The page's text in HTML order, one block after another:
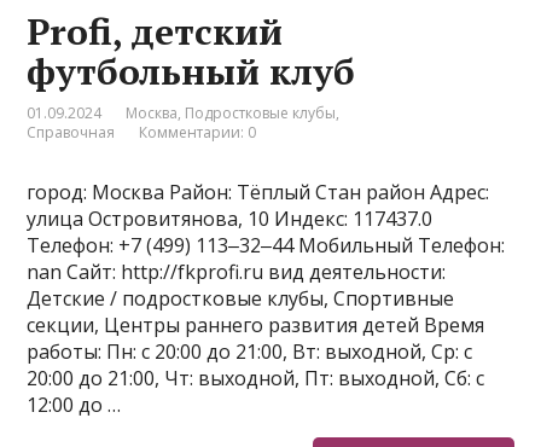
Profi, детский
футбольный клуб
01.09.2024 Москва, Подростковые клубы,
Справочная
Комментарии: 0
город: Москва Район: Тёплый Стан район Адрес:
улица Островитянова, 10 Индекс: 117437.0
Телефон: +7 (499) 113‒32‒44 Мобильный Телефон:
nan Сайт: http://fkprofi.ru вид деятельности:
Детские / подростковые клубы, Спортивные
секции, Центры раннего развития детей Время
работы: Пн: с 20:00 до 21:00, Вт: выходной, Ср: с
20:00 до 21:00, Чт: выходной, Пт: выходной, Сб: с
12:00 до …